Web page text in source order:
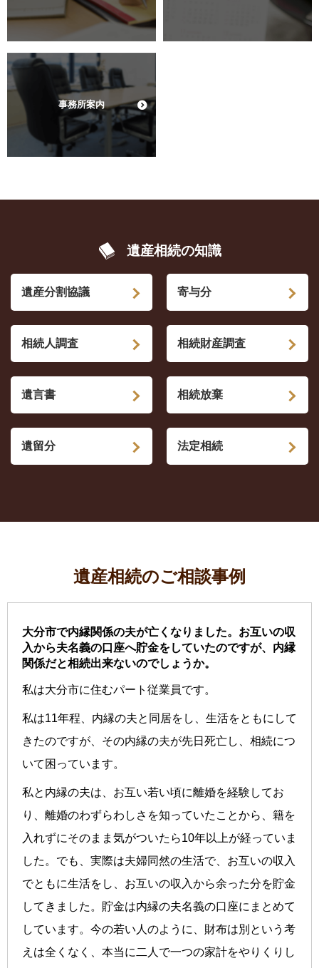
事務所案内
遺産相続の知識
遺産分割協議 寄与分
相続人調査 相続財産調査
遺言書 相続放棄
遺留分 法定相続
遺産相続のご相談事例
大分市で内縁関係の夫が亡くなりました。お互いの収
入から夫名義の口座へ貯金をしていたのですが、内縁
関係だと相続出来ないのでしょうか。
私は大分市に住むパート従業員です。
私は11年程、内縁の夫と同居をし、生活をともにして
きたのですが、その内縁の夫が先日死亡し、相続につ
いて困っています。
私と内縁の夫は、お互い若い頃に離婚を経験してお
り、離婚のわずらわしさを知っていたことから、籍を
入れずにそのまま気がついたら10年以上が経っていま
した。でも、実際は夫婦同然の生活で、お互いの収入
でともに生活をし、お互いの収入から余った分を貯金
してきました。貯金は内縁の夫名義の口座にまとめて
しています。今の若い人のように、財布は別という考
えは全くなく、本当に二人で一つの家計をやりくりし